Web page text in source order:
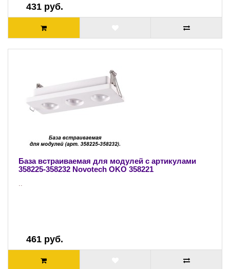
431 руб.
База встраиваемая для модулей с артикулами
358225-358232 Novotech OKO 358221
..
461 руб.